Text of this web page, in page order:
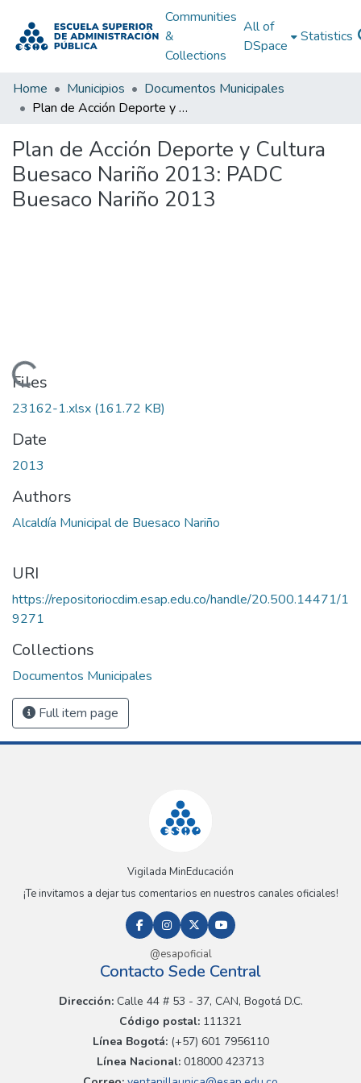
Communities
&
Collections
All of
DSpace
Statistics
Home Municipios
Documentos Municipales
Plan de Acción Deporte y Cultura Buesaco Nariño 2013: PADC Buesaco Nariño 2013
Plan de Acción Deporte y Cultura
Buesaco Nariño 2013: PADC
Buesaco Nariño 2013
Loading...
Files
23162-1.xlsx (161.72 KB)
Date
2013
Authors
Alcaldía Municipal de Buesaco Nariño
URI
https://repositoriocdim.esap.edu.co/handle/20.500.14471/1
9271
Collections
Documentos Municipales
Full item page
Vigilada MinEducación
¡Te invitamos a dejar tus comentarios en nuestros canales oficiales!
@esapoficial
Contacto Sede Central
Dirección:Calle 44 # 53 - 37, CAN, Bogotá D.C.
Código postal: 111321
Línea Bogotá:(+57) 601 7956110
Línea Nacional: 018000 423713